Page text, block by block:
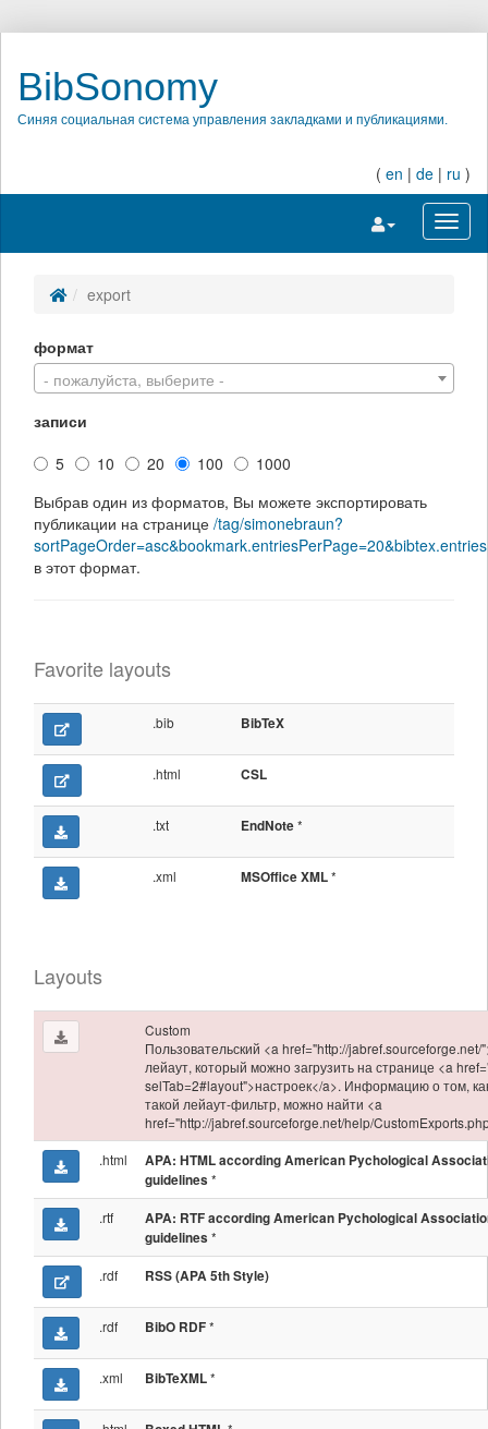
BibSonomy
Синяя социальная система управления закладками и публикациями.
( en | de | ru )
Переключить
export
формат
- пожалуйста, выберите -
записи
5
10 20 100
1000
Выбрав один из форматов, Вы можете экспортировать
публикации на странице /tag/simonebraun?
в этот формат.
Favorite layouts
.bib BibTeX
.html CSL
.txt EndNote*
.xml MSOffice XML*
Layouts
Custom
Пользовательский <a href="http://jabref.sourceforge.net/
лейаут, который можно загрузить на странице <a
selTab=2#layout">настроек</a>. Информацию о том,
такой лейаут-фильтр, можно найти <a
href="http://jabref.sourceforge.net/help/
.html
APA: HTML according American Pychological
guidelines *
.rtf
APA: RTF according American Pychological
guidelines *
.rdf RSS (APA 5th Style)
.rdf BibO RDF*
.xml BibTeXML*